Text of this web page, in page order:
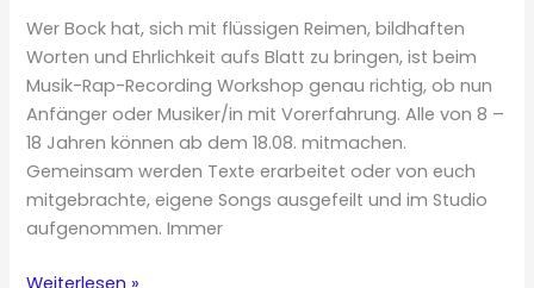
Wer Bock hat, sich mit flüssigen Reimen, bildhaften
Worten und Ehrlichkeit aufs Blatt zu bringen, ist beim
Musik-Rap-Recording Workshop genau richtig, ob nun
Anfänger oder Musiker/in mit Vorerfahrung. Alle von 8 –
18 Jahren können ab dem 18.08. mitmachen.
Gemeinsam werden Texte erarbeitet oder von euch
mitgebrachte, eigene Songs ausgefeilt und im Studio
aufgenommen. Immer
Musik-
Weiterlesen »